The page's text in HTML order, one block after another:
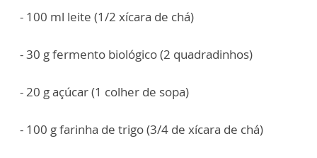
- 100 ml leite (1/2 xícara de chá)
- 30 g fermento biológico (2 quadradinhos)
- 20 g açúcar (1 colher de sopa)
- 100 g farinha de trigo (3/4 de xícara de chá)